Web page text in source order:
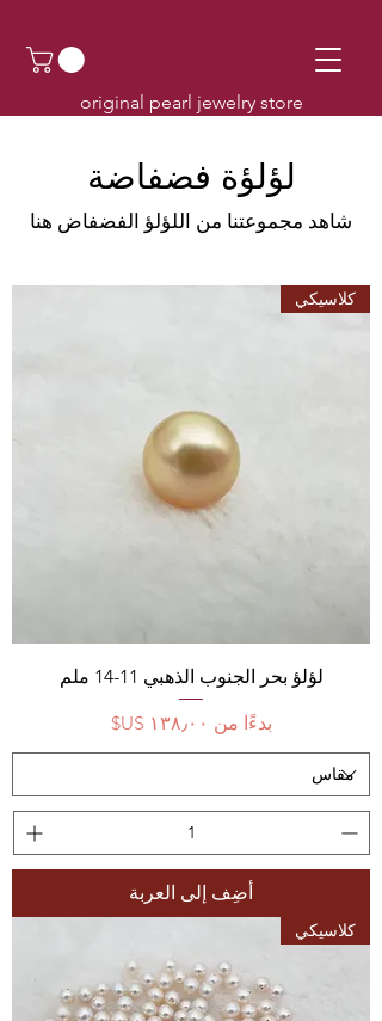
original pearl jewelry store
لؤلؤة فضفاضة
شاهد مجموعتنا من اللؤلؤ الفضفاض هنا
كلاسيكي
لؤلؤ بحر الجنوب الذهبي 11-14 ملم
بدءًا من
سعر البيع
أضِف إلى العربة
كلاسيكي